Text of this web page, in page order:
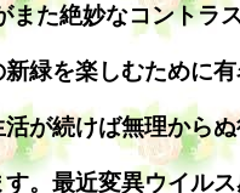
また絶妙なコントラ
新緑を楽しむために
活が続けば無理から
す。最近変異ウイル